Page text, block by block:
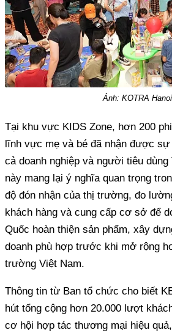
Ảnh: KOTRA Hanoi
Tại khu vực KIDS Zone, hơn 200
lĩnh vực mẹ và bé đã nhận được
cả doanh nghiệp và người tiêu
này mang lại ý nghĩa quan trọng
độ đón nhận của thị trường, đo
khách hàng và cung cấp cơ sở để
Quốc hoàn thiện sản phẩm, xây
doanh phù hợp trước khi mở rộng
trường Việt Nam.
Thông tin từ Ban tổ chức cho biết
hút tổng cộng hơn 20.000 lượt
cơ hội hợp tác thương mại hiệu